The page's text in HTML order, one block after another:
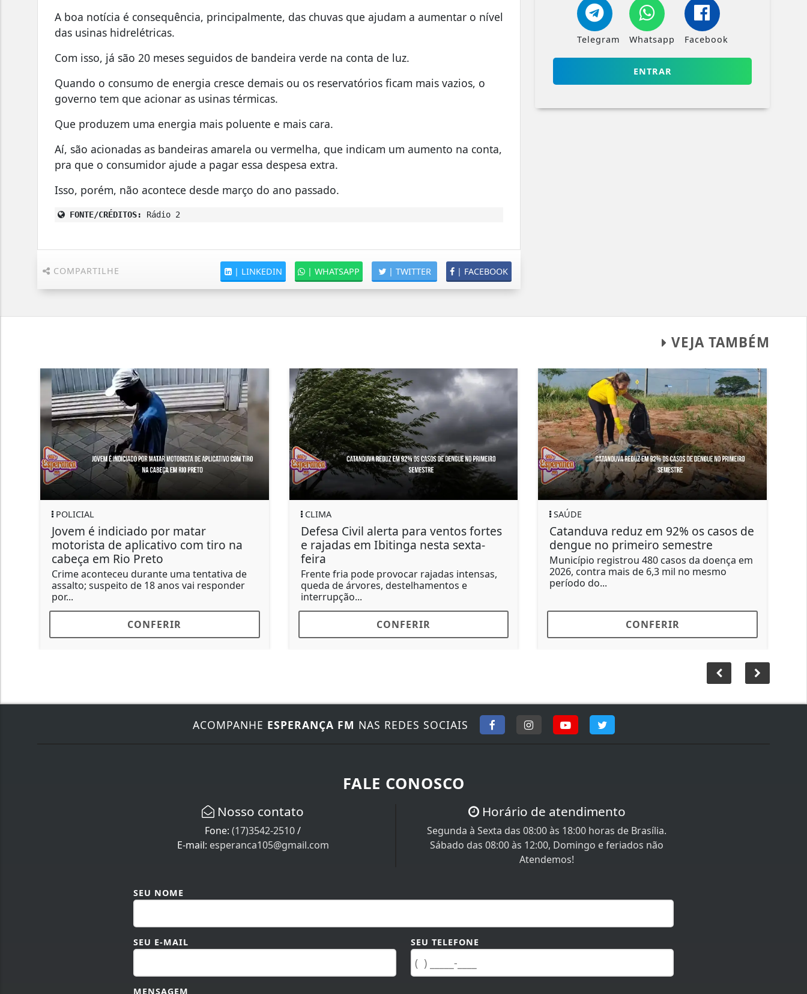
A boa notícia é consequência, principalmente, das chuvas que ajudam a aumentar o nível
das usinas hidrelétricas.
Com isso, já são 20 meses seguidos de bandeira verde na conta de luz.
Quando o consumo de energia cresce demais ou os reservatórios ficam mais vazios, o
governo tem que acionar as usinas térmicas.
Que produzem uma energia mais poluente e mais cara.
Aí, são acionadas as bandeiras amarela ou vermelha, que indicam um aumento na conta,
pra que o consumidor ajude a pagar essa despesa extra.
Isso, porém, não acontece desde março do ano passado.
FONTE/CRÉDITOS: Rádio 2
COMPARTILHE | FACEBOOK
| TWITTER
| WHATSAPP
| LINKEDIN
Telegram Whatsapp Facebook
ENTRAR
VEJA TAMBÉM
POLICIAL
Jovem é indiciado por matar
motorista de aplicativo com tiro na
cabeça em Rio Preto
Crime aconteceu durante uma tentativa de
assalto; suspeito de 18 anos vai responder
por...
CONFERIR
CLIMA
Defesa Civil alerta para ventos fortes
e rajadas em Ibitinga nesta sexta-
feira
Frente fria pode provocar rajadas intensas,
queda de árvores, destelhamentos e
interrupção...
CONFERIR
SAÚDE
Catanduva reduz em 92% os casos de
dengue no primeiro semestre
Município registrou 480 casos da doença em
2026, contra mais de 6,3 mil no mesmo
período do...
CONFERIR
ACOMPANHE ESPERANÇA FM NAS REDES SOCIAIS
FALE CONOSCO
Nosso contato
Fone:(17)3542-2510/
E-mail: esperanca105@gmail.com
Horário de atendimento
Segunda à Sexta das 08:00 às 18:00 horas de Brasília.
Sábado das 08:00 às 12:00, Domingo e feriados não
Atendemos!
SEU NOME
SEU E-MAIL SEU TELEFONE
MENSAGEM